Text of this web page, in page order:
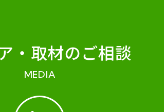
・ 取材のご相談
MEDIA